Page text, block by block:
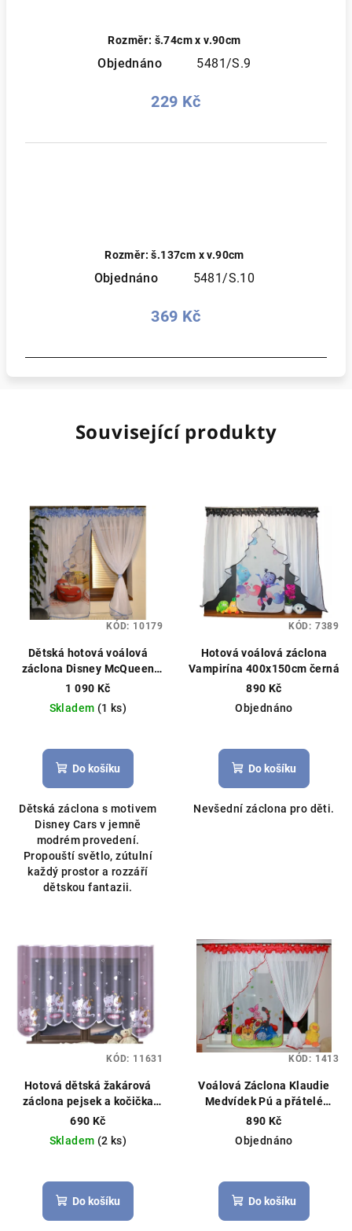
Rozměr: š.74cm x v.90cm
Objednáno 5481/S.9
229 Kč
Rozměr: š.137cm x v.90cm
Objednáno 5481/S.10
369 Kč
Související produkty
Dětská hotová voálová
záclona Disney McQueen
Cars 400×150 cm –
záclona, licenční Disney
1 090 Kč
Skladem (1 ks)
Do košíku
Dětská záclona s motivem
Disney Cars v jemně
modrém provedení.
Propouští světlo, zútulní
každý prostor a rozzáří
dětskou fantazii.
KÓD: 10179
Hotová voálová záclona
Vampirína 400x150cm černá
890 Kč
Objednáno
Do košíku
Nevšední záclona pro děti.
KÓD: 7389
Hotová dětská žakárová
záclona pejsek a kočička
300x150cm bílá
690 Kč
Skladem (2 ks)
Do košíku
KÓD: 11631
Voálová Záclona Klaudie
Medvídek Pú a přátelé
červená 400x145cm
890 Kč
Objednáno
Do košíku
KÓD: 1413